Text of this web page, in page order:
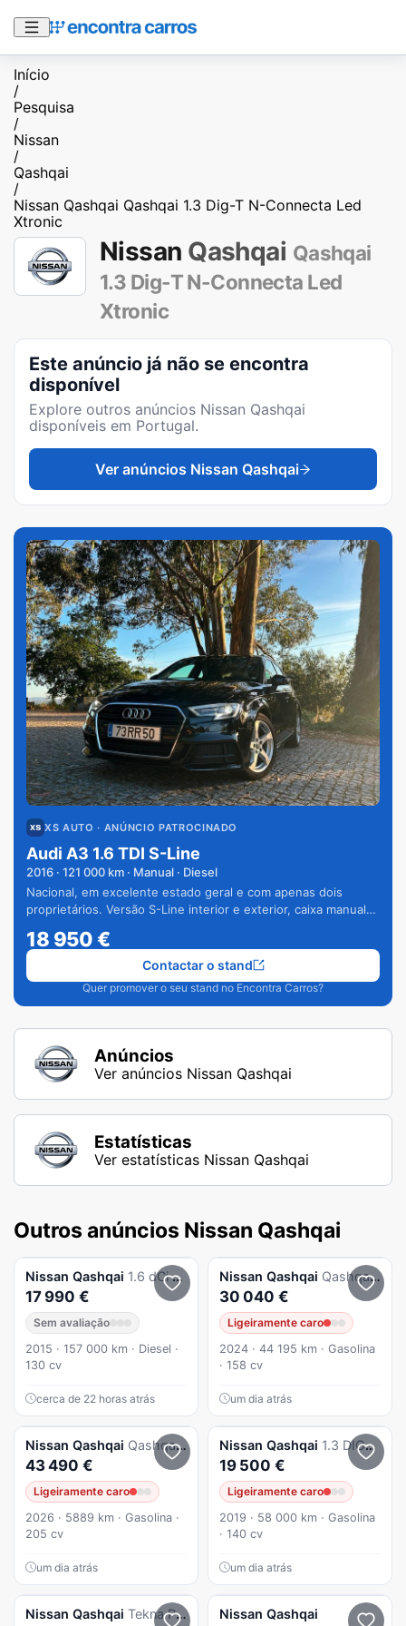
Início
/
Pesquisa
/
Nissan
/
Qashqai
/
Nissan Qashqai Qashqai 1.3 Dig-T N-Connecta Led
Xtronic
Nissan Qashqai Qashqai
1.3 Dig-T N-Connecta Led
Xtronic
Este anúncio já não se encontra
disponível
Explore outros anúncios Nissan Qashqai
disponíveis em Portugal.
Ver anúncios Nissan Qashqai
XS AUTO · ANÚNCIO PATROCINADO
Audi A3 1.6 TDI S-Line
2016 · 121 000 km · Manual · Diesel
Nacional, em excelente estado geral e com apenas dois
proprietários. Versão S-Line interior e exterior, caixa manual
18 950€
Quer promover o seu stand no Encontra Carros?
Contactar o stand
Anúncios
Ver anúncios Nissan Qashqai
Estatísticas
Ver estatísticas Nissan Qashqai
Outros anúncios Nissan Qashqai
Nissan Qashqai 1.6 dCi N-Connecta 18 Xtronic
17 990 €
Sem avaliação
2015 · 157 000 km · Diesel ·
130 cv
cerca de 22 horas atrás
Nissan Qashqai Qashqai 1.3 DIG-T N-Connecta LED+SKY Xtronic
30 040 €
Ligeiramente caro
2024 · 44 195 km · Gasolina
· 158 cv
um dia atrás
Nissan Qashqai Qashqai 1.5 e-Power Evolve + Two Tone
43 490 €
Ligeiramente caro
2026 · 5889 km · Gasolina ·
205 cv
um dia atrás
Nissan Qashqai 1.3 DIG-T Tekna+
19 500 €
Ligeiramente caro
2019 · 58 000 km · Gasolina
· 140 cv
um dia atrás
Nissan Qashqai Tekna Premium 360' Nissan Qashqai